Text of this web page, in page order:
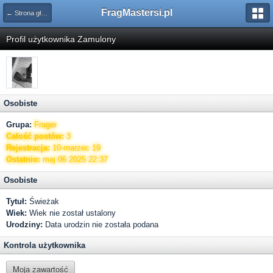
← Strona główna FragMastersi.pl
Profil użytkownika Zamulony
Osobiste
Grupa: Frager
Całość postów:3
Rejestracja:10-marzec 19
Ostatnio:maj 06 2025 22:37
Osobiste
Tytuł: Świeżak
Wiek: Wiek nie został ustalony
Urodziny: Data urodzin nie została podana
Kontrola użytkownika
Moja zawartość